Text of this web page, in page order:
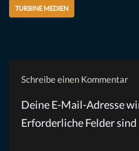
TURBINE MEDIEN
Schreibe einen Kommentar
Deine E-Mail-Adresse
Erforderliche Felder